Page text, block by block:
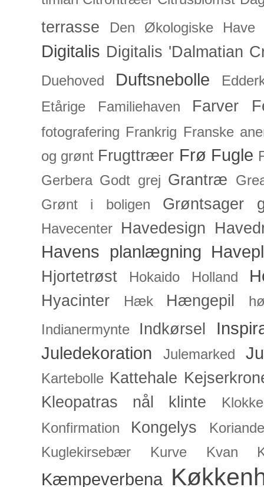
terrasse Den Økologiske Have
Digitalis Digitalis 'Dalmatian
Duehoved Duftsnebolle
Etårige
Familiehaven Farver
fotografering Frankrig
Franske
og grønt Frugttræer Frø Fugle
Gerbera Godt grej Grantræ
Grønt i boligen
Grøntsager
Havecenter Havedesign
Havens planlægning
Hjortetrøst Hokaido Holland
Hyacinter Hæk Hængepil
Indianermynte
Indkørsel
Juledekoration
Julemarked
Kartebolle Kattehale
Kleopatras nål
klinte
Konfirmation
Kongelys
Kuglekirsebær
Kurve Kvan
Kæmpeverbena